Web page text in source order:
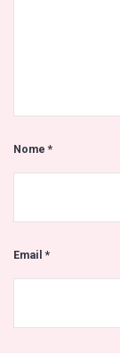
Nome*
Email*